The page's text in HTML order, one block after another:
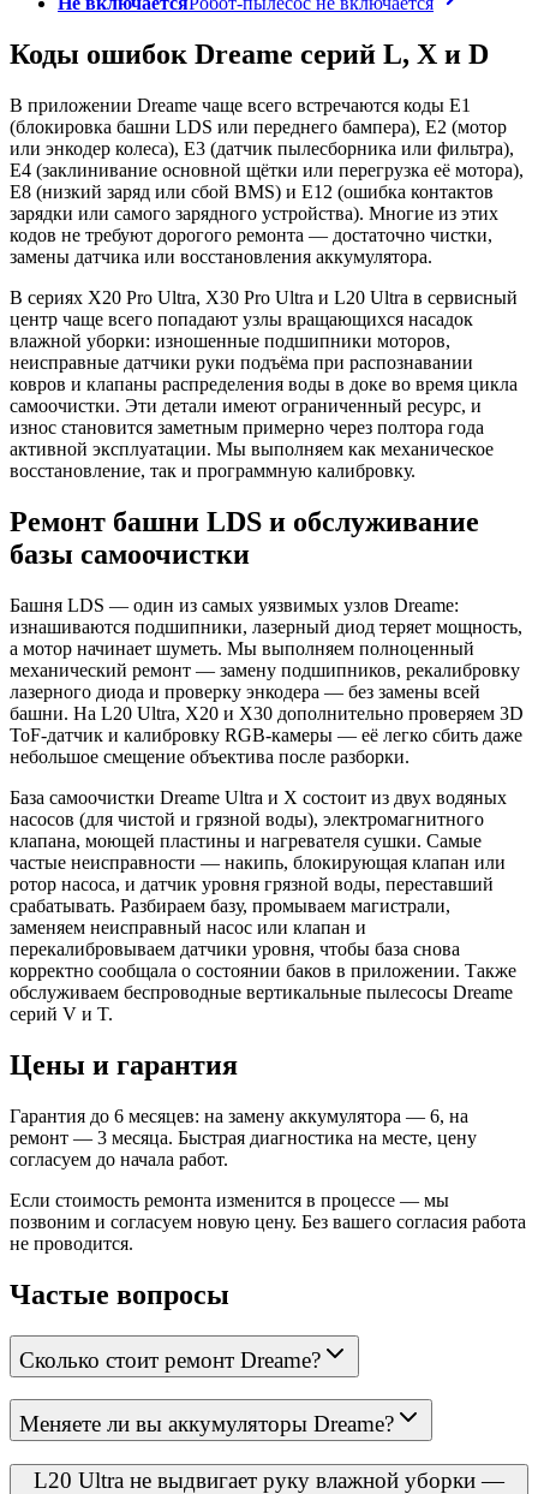
Коды ошибок Dreame серий L, X и D
В приложении Dreame чаще всего встречаются коды E1
(блокировка башни LDS или переднего бампера), E2 (мотор
или энкодер колеса), E3 (датчик пылесборника или фильтра),
E4 (заклинивание основной щётки или перегрузка её мотора),
E8 (низкий заряд или сбой BMS) и E12 (ошибка контактов
зарядки или самого зарядного устройства). Многие из этих
кодов не требуют дорогого ремонта — достаточно чистки,
замены датчика или восстановления аккумулятора.
В сериях X20 Pro Ultra, X30 Pro Ultra и L20 Ultra в сервисный
центр чаще всего попадают узлы вращающихся насадок
влажной уборки: изношенные подшипники моторов,
неисправные датчики руки подъёма при распознавании
ковров и клапаны распределения воды в доке во время цикла
самоочистки. Эти детали имеют ограниченный ресурс, и
износ становится заметным примерно через полтора года
активной эксплуатации. Мы выполняем как механическое
восстановление, так и программную калибровку.
Ремонт башни LDS и обслуживание
базы самоочистки
Башня LDS — один из самых уязвимых узлов Dreame:
изнашиваются подшипники, лазерный диод теряет мощность,
а мотор начинает шуметь. Мы выполняем полноценный
механический ремонт — замену подшипников, рекалибровку
лазерного диода и проверку энкодера — без замены всей
башни. На L20 Ultra, X20 и X30 дополнительно проверяем 3D
ToF-датчик и калибровку RGB-камеры — её легко сбить даже
небольшое смещение объектива после разборки.
База самоочистки Dreame Ultra и X состоит из двух водяных
насосов (для чистой и грязной воды), электромагнитного
клапана, моющей пластины и нагревателя сушки. Самые
частые неисправности — накипь, блокирующая клапан или
ротор насоса, и датчик уровня грязной воды, переставший
срабатывать. Разбираем базу, промываем магистрали,
заменяем неисправный насос или клапан и
перекалибровываем датчики уровня, чтобы база снова
корректно сообщала о состоянии баков в приложении. Также
обслуживаем беспроводные вертикальные пылесосы Dreame
серий V и T.
Цены и гарантия
Гарантия до 6 месяцев: на замену аккумулятора — 6, на
ремонт — 3 месяца. Быстрая диагностика на месте, цену
согласуем до начала работ.
Если стоимость ремонта изменится в процессе — мы
позвоним и согласуем новую цену. Без вашего согласия работа
не проводится.
Частые вопросы
Сколько стоит ремонт Dreame?
Меняете ли вы аккумуляторы Dreame?
L20 Ultra не выдвигает руку влажной уборки —